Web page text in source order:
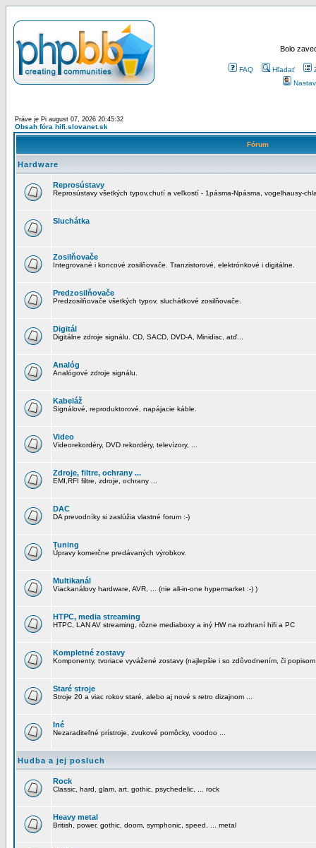
Bolo
FAQ Hľadať
Práve je Pi august 07, 2026 20:45:32
Obsah fóra hifi.slovanet.sk
Fórum
Hardware
Reprosústavy
Reprosústavy všetkých typov,chutí a veľkostí - 1pásma-Npásma, vogelhausy-
Sluchátka
Zosilňovače
Integrované i koncové zosilňovače. Tranzistorové, elektrónkové i digitálne.
Predzosilňovače
Predzosilňovače všetkých typov, sluchátkové zosilňovače.
Digitál
Digitálne zdroje signálu. CD, SACD, DVD-A, Minidisc, atď...
Analóg
Analógové zdroje signálu.
Kabeláž
Signálové, reproduktorové, napájacie káble.
Video
Videorekordéry, DVD rekordéry, televízory, ...
Zdroje, filtre, ochrany ...
EMI,RFI filtre, zdroje, ochrany ...
DAC
DA prevodníky si zaslúžia vlastné forum :-)
Tuning
Úpravy komerčne predávaných výrobkov.
Multikanál
Viackanálovy hardware, AVR, ... (nie all-in-one hypermarket :-) )
HTPC, media streaming
HTPC, LAN AV streaming, rôzne mediaboxy a iný HW na rozhraní hifi a PC
Kompletné zostavy
Komponenty, tvoriace vyvážené zostavy (najlepšie i so zdôvodnením, či
Staré stroje
Stroje 20 a viac rokov staré, alebo aj nové s retro dizajnom ...
Iné
Nezaraditeľné prístroje, zvukové pomôcky, voodoo ...
Hudba a jej posluch
Rock
Classic, hard, glam, art, gothic, psychedelic, ... rock
Heavy metal
British, power, gothic, doom, symphonic, speed, ... metal